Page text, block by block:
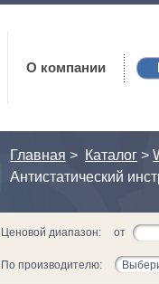
О компании
Главная > Каталог >
Антистатический
Ценовой диапазон: от
По производителю: